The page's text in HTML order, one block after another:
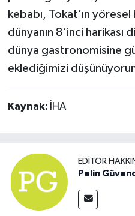
kebabı, Tokat’ın
dünyanın 8’inci
dünya gastronomisine
eklediğimizi
Kaynak: İHA
EDITÖR
Pelin